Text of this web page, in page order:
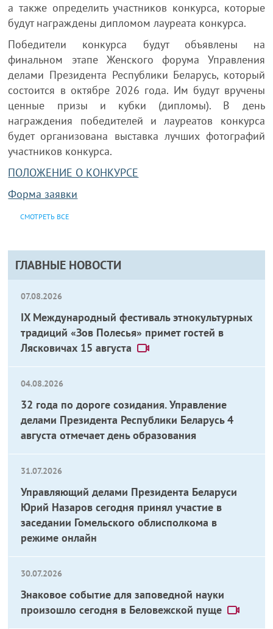
ГЛАВНЫЕ НОВОСТИ
07.08.2026
IX Международный фестиваль этнокультурных
традиций «Зов Полесья» примет гостей в
Лясковичах 15 августа
04.08.2026
32 года по дороге созидания. Управление
делами Президента Республики Беларусь 4
августа отмечает день образования
31.07.2026
Управляющий делами Президента Беларуси
Юрий Назаров сегодня принял участие в
заседании Гомельского облисполкома в
режиме онлайн
30.07.2026
Знаковое событие для заповедной науки
произошло сегодня в Беловежской пуще
а также определить участников конкурса, которые
будут награждены дипломом лауреата конкурса.
Победители конкурса будут объявлены на
финальном этапе Женского форума Управления
делами Президента Республики Беларусь, который
состоится в октябре 2026 года. Им будут вручены
ценные призы и кубки (дипломы). В день
награждения победителей и лауреатов конкурса
будет организована выставка лучших фотографий
участников конкурса.
ПОЛОЖЕНИЕ О КОНКУРСЕ
Форма заявки
СМОТРЕТЬ ВСЕ